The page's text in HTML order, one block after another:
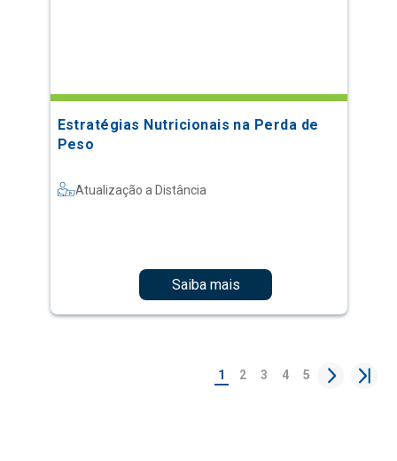
Estratégias Nutricionais na Perda de
Peso
Atualização a Distância
Saiba mais
1 2 3 4 5